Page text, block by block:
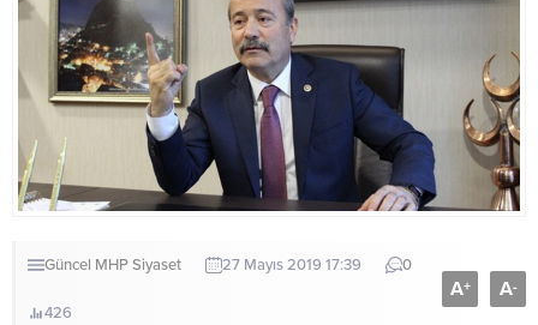
Güncel MHPSiyaset 27 Mayıs 2019 17:39 0
426
A+ A-